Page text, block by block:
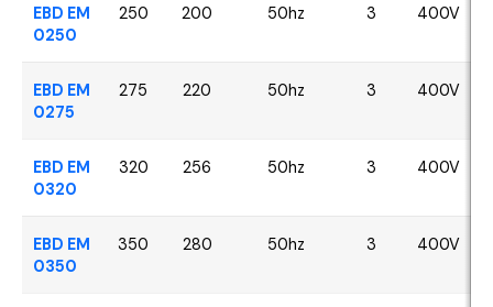
EBD EM
0250
250 200 50hz 3 400V
EBD EM
0275
275 220 50hz 3 400V
EBD EM
0320
320 256 50hz 3 400V
EBD EM
0350
350 280 50hz 3 400V